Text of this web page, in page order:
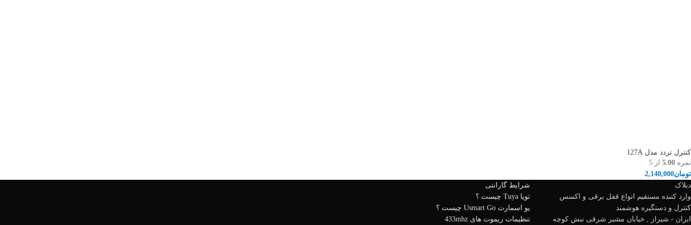
کنترل تردد مدل 127A
نمره 5.00 از 5
تومان2,140,000
دیلاک
وارد کننده مستقیم انواع قفل برقی و اکسس
کنترل و دستگیره هوشمند
ایران - شیراز , خیابان مشیر شرقی نبش کوچه
شرایط گارانتی
تویا Tuya چیست ؟
یو اسمارت Usmart Go چیست ؟
تنظیمات ریموت های 433mhz